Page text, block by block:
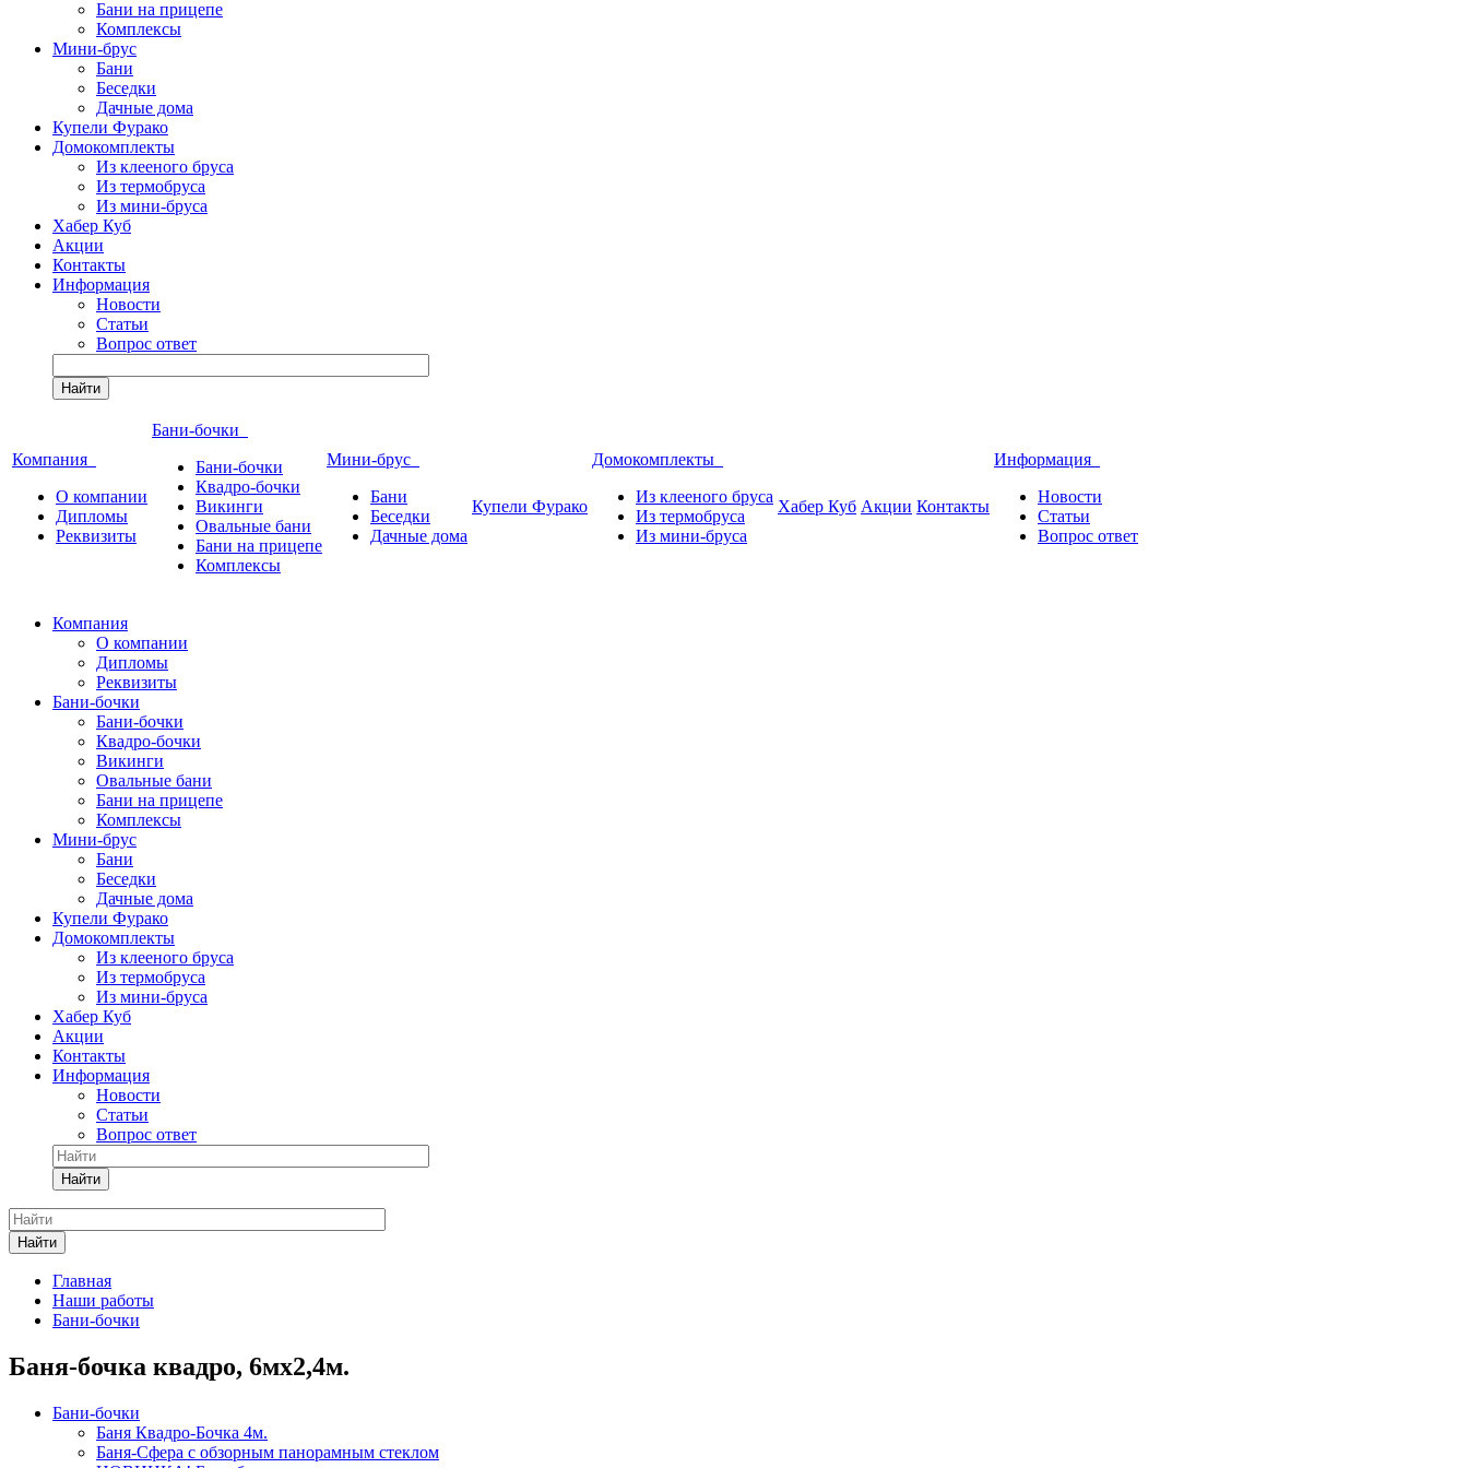
Бани на прицепе
Комплексы
Мини-брус
Бани
Беседки
Дачные дома
Купели Фурако
Домокомплекты
Из клееного бруса
Из термобруса
Из мини-бруса
Хабер Куб
Акции
Контакты
Информация
Новости
Статьи
Вопрос ответ
Найти
Компания
О компании
Дипломы
Реквизиты
Бани-бочки
Бани-бочки
Квадро-бочки
Викинги
Овальные бани
Бани на прицепе
Комплексы
Мини-брус
Бани
Беседки
Дачные дома
Купели Фурако
Домокомплекты
Из клееного бруса
Из термобруса
Из мини-бруса
Хабер Куб Акции Контакты
Информация
Новости
Статьи
Вопрос ответ
Компания
О компании
Дипломы
Реквизиты
Бани-бочки
Бани-бочки
Квадро-бочки
Викинги
Овальные бани
Бани на прицепе
Комплексы
Мини-брус
Бани
Беседки
Дачные дома
Купели Фурако
Домокомплекты
Из клееного бруса
Из термобруса
Из мини-бруса
Хабер Куб
Акции
Контакты
Информация
Новости
Статьи
Вопрос ответ
Найти
Найти
Главная
Наши работы
Бани-бочки
Баня-бочка квадро, 6мх2,4м.
Бани-бочки
Баня Квадро-Бочка 4м.
Баня-Сфера с обзорным панорамным стеклом